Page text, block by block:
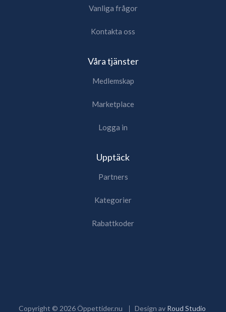
Vanliga frågor
Kontakta oss
Våra tjänster
Medlemskap
Marketplace
Logga in
Upptäck
Partners
Kategorier
Rabattkoder
Copyright © 2026Öppettider.nu Design av Roud Studio